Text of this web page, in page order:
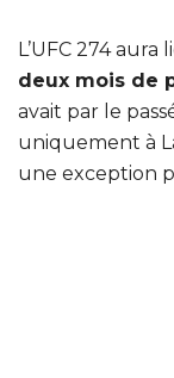
L’UFC 274
deux mois de
avait par le
uniquement à
une exception